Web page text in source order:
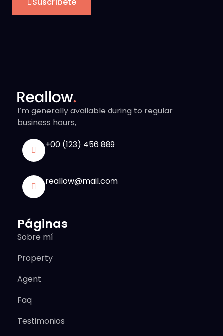
Suscríbete
I’m generally available during to regular
business hours,
+00 (123) 456 889
reallow@mail.com
Páginas
Sobre mí
Property
Agent
Faq
Testimonios